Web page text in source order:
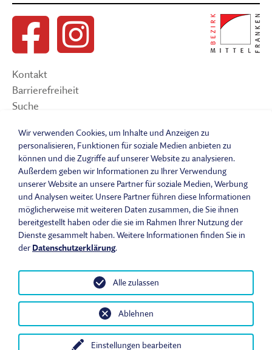
Kontakt
Barrierefreiheit
Suche
Impressum
Datenschutzerklärung
Barrierefreiheitserklärung
Leichte Sprache
Widerrufsbelehrung
Vertrag widerrufen
AGB
Benutzungsordnung
© 2026 Fränkisches Freilandmuseum - Bad Windsheim | Bezirk
Mittelfranken. Alle Rechte vorbehalten.
Wir verwenden Cookies, um Inhalte und Anzeigen zu
personalisieren, Funktionen für soziale Medien anbieten zu
können und die Zugriffe auf unserer Website zu analysieren.
Außerdem geben wir Informationen zu Ihrer Verwendung
unserer Website an unsere Partner für soziale Medien, Werbung
und Analysen weiter. Unsere Partner führen diese Informationen
möglicherweise mit weiteren Daten zusammen, die Sie ihnen
bereitgestellt haben oder die sie im Rahmen Ihrer Nutzung der
Dienste gesammelt haben. Weitere Informationen finden Sie in
der Datenschutzerklärung.
Einstellungen bearbeiten
Ablehnen
Alle zulassen